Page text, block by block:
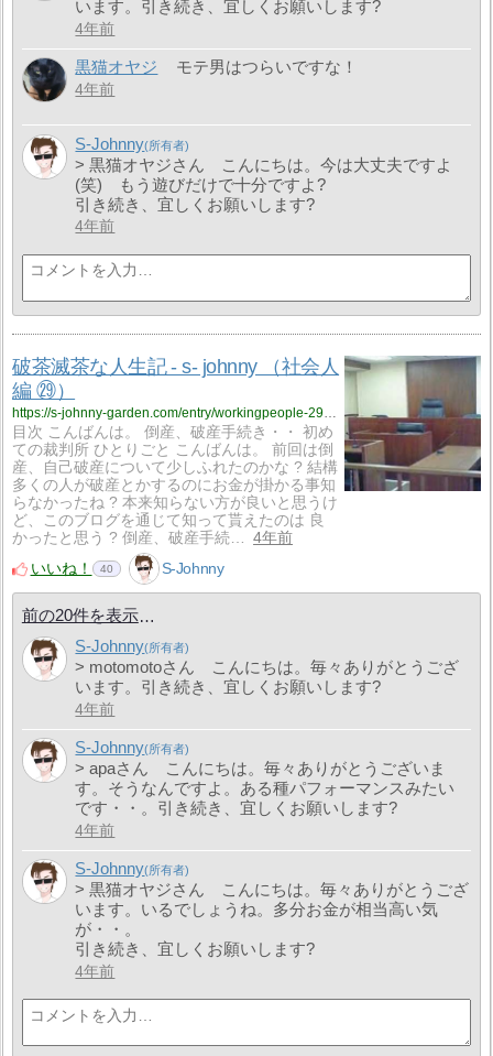
います。引き続き、宜しくお願いします?
4年前
黒猫オヤジ モテ男はつらいですな！
4年前
S-Johnny
> 黒猫オヤジさん こんにちは。今は大丈夫ですよ
(笑) もう遊びだけで十分ですよ?
引き続き、宜しくお願いします?
4年前
破茶滅茶な人生記 - s- johnny （社会人
編 ㉙）
目次 こんばんは。 倒産、破産手続き・・ 初め
ての裁判所 ひとりごと こんばんは。 前回は倒
産、自己破産について少しふれたのかな ? 結構
多くの人が破産とかするのにお金が掛かる事知
らなかったね ? 本来知らない方が良いと思うけ
ど、このブログを通じて知って貰えたのは 良
かったと思う ? 倒産、破産手続…
4年前
いいね！
40 S-Johnny
前の20件を表示
S-Johnny
> motomotoさん こんにちは。毎々ありがとうござ
います。引き続き、宜しくお願いします?
4年前
S-Johnny
> apaさん こんにちは。毎々ありがとうございま
す。そうなんですよ。ある種パフォーマンスみたい
です・・。引き続き、宜しくお願いします?
4年前
S-Johnny
> 黒猫オヤジさん こんにちは。毎々ありがとうござ
います。いるでしょうね。多分お金が相当高い気
が・・。
引き続き、宜しくお願いします?
4年前